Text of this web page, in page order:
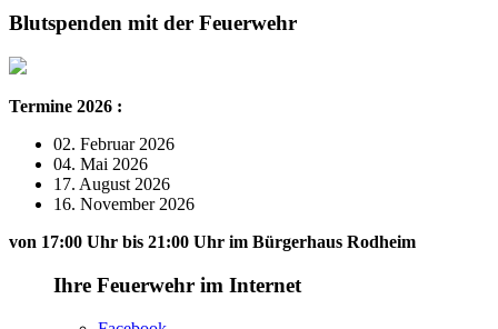
Blutspenden mit der Feuerwehr
Termine 2026 :
02. Februar 2026
04. Mai 2026
17. August 2026
16. November 2026
von 17:00 Uhr bis 21:00 Uhr im Bürgerhaus Rodheim
Ihre Feuerwehr im Internet